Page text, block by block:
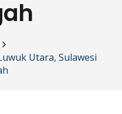
Utara, Sulawesi